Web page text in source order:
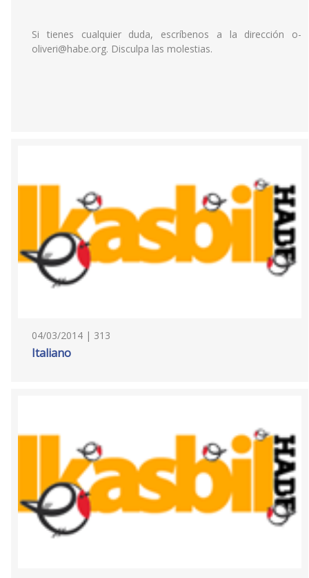
Si tienes cualquier duda, escríbenos a la dirección o-
oliveri@habe.org. Disculpa las molestias.
04/03/2014 | 313
Italiano